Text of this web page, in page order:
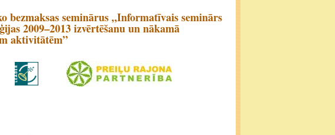
seminārus „Informatīvais seminārs
2009–2013 izvērtēšanu un nākamā
aktivitātēm”